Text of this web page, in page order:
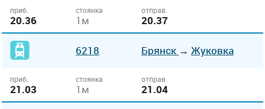
приб.
20.36
стоянка
1м
отправ.
20.37
6218 Брянск → Жуковка
приб.
21.03
стоянка
1м
отправ.
21.04